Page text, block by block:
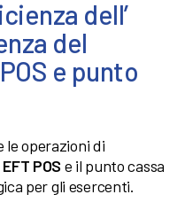
dell’
del
e punto
le operazioni di
EFT POS e il punto cassa
per gli esercenti.